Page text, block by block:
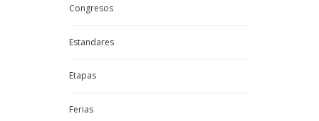
Congresos
Estandares
Etapas
Ferias